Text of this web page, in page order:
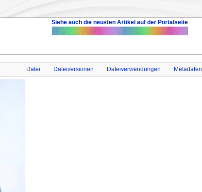
Siehe auch die neusten Artikel auf der Portalseite
Datei Dateiversionen Dateiverwendungen Metadaten